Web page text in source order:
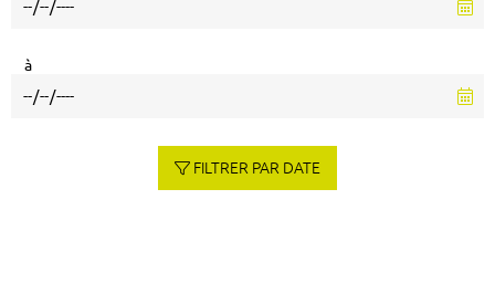
à
FILTRER PAR DATE